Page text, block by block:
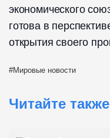
экономического
готова в
открытия своего
Мировые новости
Читайте